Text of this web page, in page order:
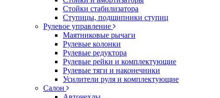
Стойки стабилизатора
Ступицы, подшипники ступиц
Рулевое управление
Маятниковые рычаги
Рулевые колонки
Рулевые редуктора
Рулевые рейки и комплектующие
Рулевые тяги и наконечники
Усилители руля и комплектующие
Салон